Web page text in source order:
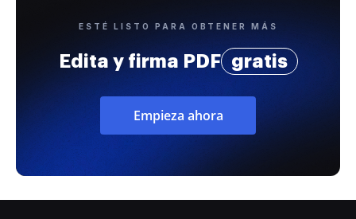
ESTÉ LISTO PARA OBTENER MÁS
Edita y firma PDF gratis
Empieza ahora